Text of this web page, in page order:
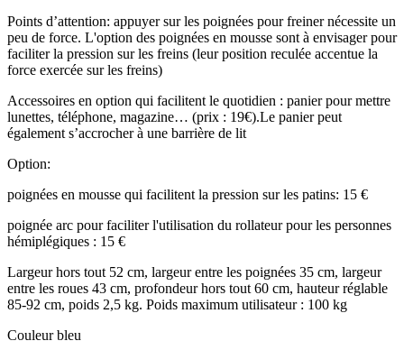
Points d’attention: appuyer sur les poignées pour freiner nécessite un
peu de force. L'option des poignées en mousse sont à envisager pour
faciliter la pression sur les freins (leur position reculée accentue la
force exercée sur les freins)
Accessoires en option qui facilitent le quotidien : panier pour mettre
lunettes, téléphone, magazine… (prix : 19€).Le panier peut
également s’accrocher à une barrière de lit
Option:
poignées en mousse qui facilitent la pression sur les patins: 15 €
poignée arc pour faciliter l'utilisation du rollateur pour les personnes
hémiplégiques : 15 €
Largeur hors tout 52 cm, largeur entre les poignées 35 cm, largeur
entre les roues 43 cm, profondeur hors tout 60 cm, hauteur réglable
85-92 cm, poids 2,5 kg. Poids maximum utilisateur : 100 kg
Couleur bleu